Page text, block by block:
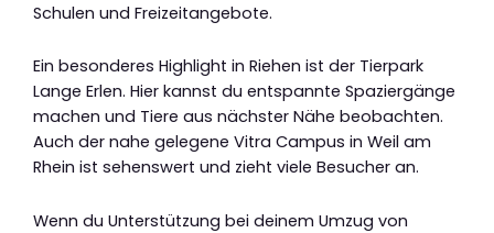
Schulen und Freizeitangebote.
Ein besonderes Highlight in Riehen ist der Tierpark
Lange Erlen. Hier kannst du entspannte Spaziergänge
machen und Tiere aus nächster Nähe beobachten.
Auch der nahe gelegene Vitra Campus in Weil am
Rhein ist sehenswert und zieht viele Besucher an.
Wenn du Unterstützung bei deinem Umzug von